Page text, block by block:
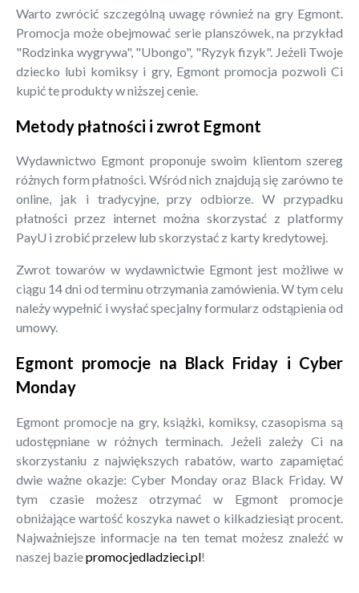
Warto zwrócić szczególną uwagę również na gry Egmont.
Promocja może obejmować serie planszówek, na przykład
"Rodzinka wygrywa", "Ubongo", "Ryzyk fizyk". Jeżeli Twoje
dziecko lubi komiksy i gry, Egmont promocja pozwoli Ci
kupić te produkty w niższej cenie.
Metody płatności i zwrot Egmont
Wydawnictwo Egmont proponuje swoim klientom szereg
różnych form płatności. Wśród nich znajdują się zarówno te
online, jak i tradycyjne, przy odbiorze. W przypadku
płatności przez internet można skorzystać z platformy
PayU i zrobić przelew lub skorzystać z karty kredytowej.
Zwrot towarów w wydawnictwie Egmont jest możliwe w
ciągu 14 dni od terminu otrzymania zamówienia. W tym celu
należy wypełnić i wysłać specjalny formularz odstąpienia od
umowy.
Egmont promocje na Black Friday i Cyber
Monday
Egmont promocje na gry, książki, komiksy, czasopisma są
udostępniane w różnych terminach. Jeżeli zależy Ci na
skorzystaniu z największych rabatów, warto zapamiętać
dwie ważne okazje: Cyber Monday oraz Black Friday. W
tym czasie możesz otrzymać w Egmont promocje
obniżające wartość koszyka nawet o kilkadziesiąt procent.
Najważniejsze informacje na ten temat możesz znaleźć w
naszej baziepromocjedladzieci.pl!